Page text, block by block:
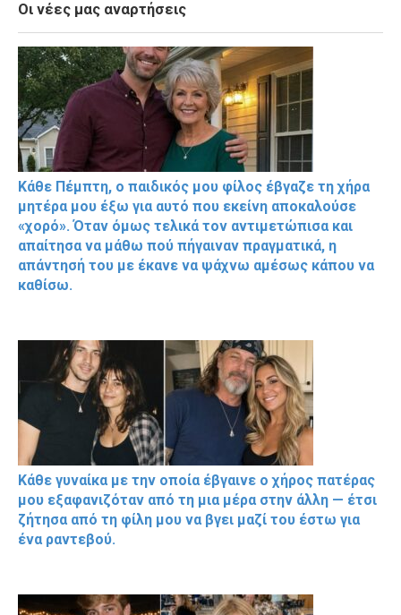
Οι νέες μας αναρτήσεις
Κάθε Πέμπτη, ο παιδικός μου φίλος έβγαζε τη χήρα
μητέρα μου έξω για αυτό που εκείνη αποκαλούσε
«χορό». Όταν όμως τελικά τον αντιμετώπισα και
απαίτησα να μάθω πού πήγαιναν πραγματικά, η
απάντησή του με έκανε να ψάχνω αμέσως κάπου να
καθίσω.
Κάθε γυναίκα με την οποία έβγαινε ο χήρος πατέρας
μου εξαφανιζόταν από τη μια μέρα στην άλλη — έτσι
ζήτησα από τη φίλη μου να βγει μαζί του έστω για
ένα ραντεβού.